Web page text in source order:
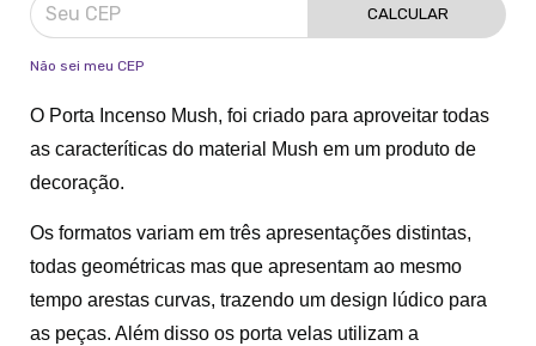
CALCULAR
Não sei meu CEP
O Porta Incenso Mush, foi criado para aproveitar todas
as caracteríticas do material Mush em um produto de
decoração.
Os formatos variam em três apresentações distintas,
todas geométricas mas que apresentam ao mesmo
tempo arestas curvas, trazendo um design lúdico para
as peças. Além disso os porta velas utilizam a